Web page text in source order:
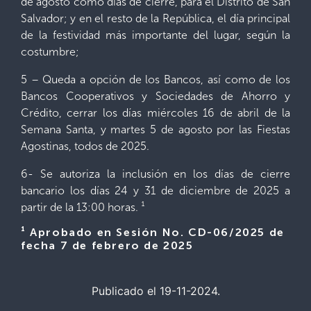
Salvador; y en el resto de la República, el día principal
de la festividad más importante del lugar, según la
costumbre;
5 – Queda a opción de los Bancos, así como de los
Bancos Cooperativos y Sociedades de Ahorro y
Crédito, cerrar los días miércoles 16 de abril de la
Semana Santa, y martes 5 de agosto por las Fiestas
Agostinas, todos de 2025.
6- Se autoriza la inclusión en los días de cierre
bancario los días 24 y 31 de diciembre de 2025 a
partir de la 13:00 horas. ¹
¹ Aprobado en Sesión No. CD-06/2025 de
fecha 7 de febrero de 2025
Publicado el 19-11-2024.